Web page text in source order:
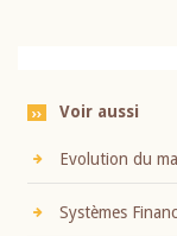
Voir aussi
Evolution du
Systèmes